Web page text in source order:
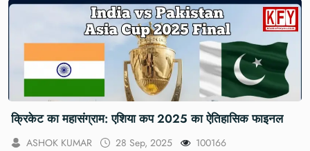
क्रिकेट का महासंग्राम: एशिया कप 2025 का ऐतिहासिक फाइनल
ASHOK KUMAR 28 Sep, 2025 100166